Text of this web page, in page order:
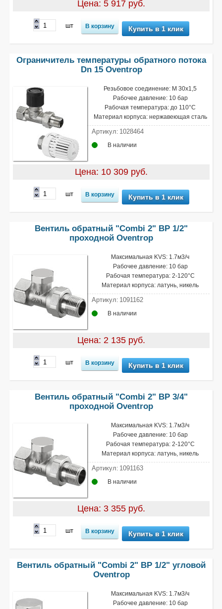
Цена: 5 917 руб.
шт Купить в 1 клик
Ограничитель температуры обратного потока
Dn 15 Oventrop
Резьбовое соединение: М 30х1,5
Рабочее давление: 10 бар
Рабочая температура: до 110°С
Материал корпуса: нержавеющая сталь
Артикул: 1028464
В наличии
Цена: 10 309 руб.
шт Купить в 1 клик
Вентиль обратный "Combi 2" ВР 1/2"
проходной Oventrop
Максимальная KVS: 1.7м3/ч
Рабочее давление: 10 бар
Рабочая температура: 2-120°С
Материал корпуса: латунь, никель
Артикул: 1091162
В наличии
Цена: 2 135 руб.
шт Купить в 1 клик
Вентиль обратный "Combi 2" ВР 3/4"
проходной Oventrop
Максимальная KVS: 1.7м3/ч
Рабочее давление: 10 бар
Рабочая температура: 2-120°С
Материал корпуса: латунь, никель
Артикул: 1091163
В наличии
Цена: 3 355 руб.
шт Купить в 1 клик
Вентиль обратный "Combi 2" ВР 1/2" угловой
Oventrop
Максимальная KVS: 1.7м3/ч
Рабочее давление: 10 бар